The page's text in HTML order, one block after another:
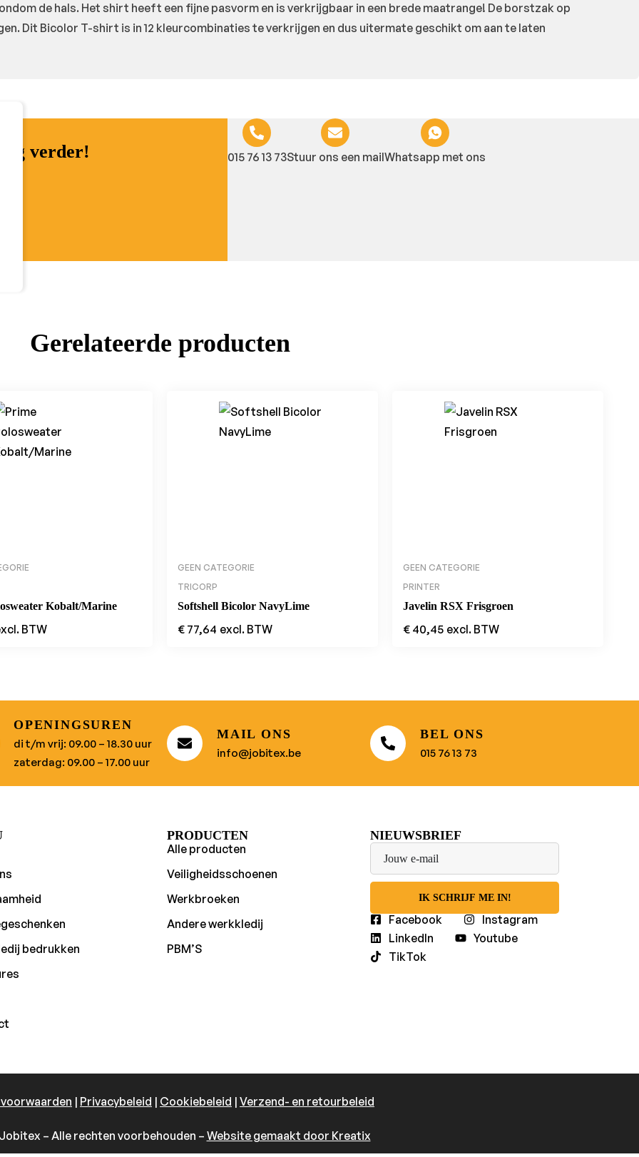
de hals. Het shirt heeft een fijne pasvorm en is verkrijgbaar in een brede maatrange! De borstzak op
Dit Bicolor T-shirt is in 12 kleurcombinaties te verkrijgen en dus uitermate geschikt om aan te laten
verder! 015 76 13 73Stuur ons een mailWhatsapp met ons
Gerelateerde producten
Kobalt/Marine
BTW
GEEN CATEGORIE
TRICORP
Softshell Bicolor NavyLime
€ 77,64 excl. BTW
GEEN CATEGORIE
PRINTER
Javelin RSX Frisgroen
€ 40,45 excl. BTW
OPENINGSUREN
di t/m vrij: 09.00 – 18.30 uur
zaterdag: 09.00 – 17.00 uur
MAIL ONS
info@jobitex.be
BEL ONS
015 76 13 73
bedrukken
PRODUCTEN
Alle producten
Veiligheidsschoenen
Werkbroeken
Andere werkkledij
PBM’S
NIEUWSBRIEF
IK SCHRIJF ME IN!
Facebook
Instagram
LinkedIn
Youtube
TikTok
– Alle rechten voorbehouden – Website gemaakt door Kreatix
| Privacybeleid | Cookiebeleid | Verzend- en retourbeleid